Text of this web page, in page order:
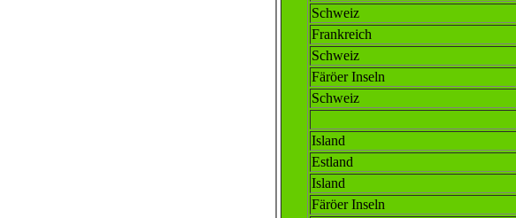
Schweiz
Frankreich
Schweiz
Färöer Inseln
Schweiz
Island
Estland
Island
Färöer Inseln